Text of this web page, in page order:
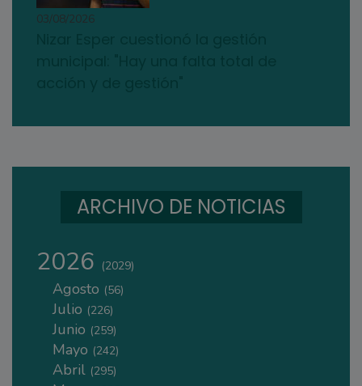
03/08/2026
ARCHIVO DE NOTICIAS
2026 (2029)
Agosto (56)
Julio (226)
Junio (259)
Mayo (242)
Abril (295)